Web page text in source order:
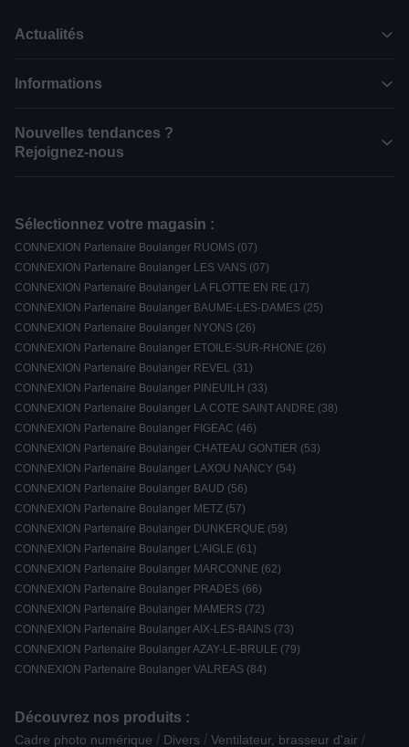
Actualités
Informations
Nouvelles tendances ?
Rejoignez-nous
Sélectionnez votre magasin :
CONNEXION Partenaire Boulanger RUOMS (07)
CONNEXION Partenaire Boulanger LES VANS (07)
CONNEXION Partenaire Boulanger LA FLOTTE EN RE (17)
CONNEXION Partenaire Boulanger BAUME-LES-DAMES (25)
CONNEXION Partenaire Boulanger NYONS (26)
CONNEXION Partenaire Boulanger ETOILE-SUR-RHONE (26)
CONNEXION Partenaire Boulanger REVEL (31)
CONNEXION Partenaire Boulanger PINEUILH (33)
CONNEXION Partenaire Boulanger LA COTE SAINT ANDRE (38)
CONNEXION Partenaire Boulanger FIGEAC (46)
CONNEXION Partenaire Boulanger CHATEAU GONTIER (53)
CONNEXION Partenaire Boulanger LAXOU NANCY (54)
CONNEXION Partenaire Boulanger BAUD (56)
CONNEXION Partenaire Boulanger METZ (57)
CONNEXION Partenaire Boulanger DUNKERQUE (59)
CONNEXION Partenaire Boulanger L'AIGLE (61)
CONNEXION Partenaire Boulanger MARCONNE (62)
CONNEXION Partenaire Boulanger PRADES (66)
CONNEXION Partenaire Boulanger MAMERS (72)
CONNEXION Partenaire Boulanger AIX-LES-BAINS (73)
CONNEXION Partenaire Boulanger AZAY-LE-BRULE (79)
CONNEXION Partenaire Boulanger VALREAS (84)
Découvrez nos produits :
Cadre photo numérique / Divers / Ventilateur, brasseur d'air /